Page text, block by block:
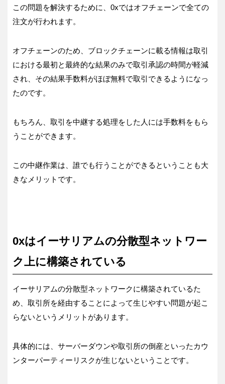
この問題を解決するために、0xではオフチェーンで全ての
注文が行われます。
オフチェーンのため、ブロックチェーンに載る情報は取引
における最初と最終的な結果のみで取引承認の時間が軽減
され、その結果手数料がほぼ無料で取引できるようになっ
たのです。
もちろん、取引を中継する処理をした人には手数料をもら
うことができます。
この中継作業は、誰でも行うことができるということも大
きなメリットです。
0xはイーサリアムの分散型ネットワー
ク上に構築されている
イーサリアムの分散型ネットワークに構築されているた
め、取引所を経由することによって生じやすい問題が起こ
らないというメリットがあります。
具体的には、サーバーダウンや取引所の倒産といったカウ
ンターパーティーリスクが生じないということです。